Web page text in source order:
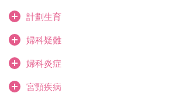
計劃生育
婦科疑難
婦科炎症
宮頸疾病